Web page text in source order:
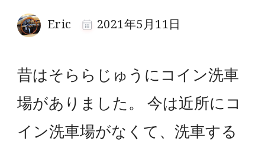
Eric 2021年5月11日
昔はそららじゅうにコイン洗車
場がありました。 今は近所にコ
イン洗車場がなくて、洗車する